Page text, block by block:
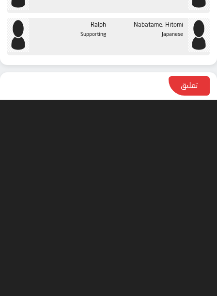
Ralph
Supporting
Nabatame, Hitomi
Japanese
تعليق